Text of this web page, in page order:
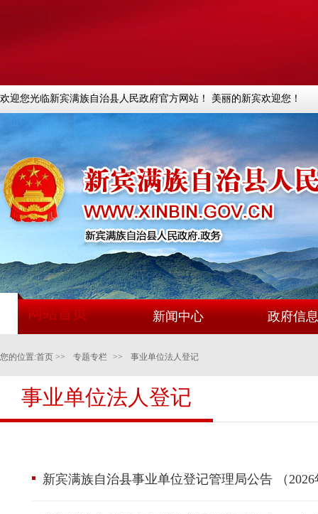
欢迎您光临新宾满族自治县人民政府官方网站！ 美丽的新宾欢迎您！
网站首页 新闻中心 政府信
您的位置:首页 >> 专题专栏 >> 事业单位法人登记
事业单位法人登记
新宾满族自治县事业单位登记管理局公告 （